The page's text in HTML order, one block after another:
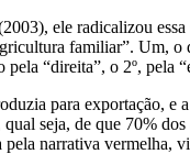
ele radicalizou essa
familiar”. Um, o
“direita”, o 2º, pela
para exportação, e
seja, de que 70%
narrativa vermelha,